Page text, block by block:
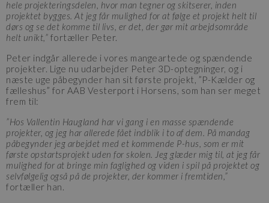
hele projekteringsdelen, hvor man tegner og skitserer, inden
projektet bygges. At jeg får mulighed for at følge et projekt helt til
dørs og se det komme til livs, er det, der gør mit arbejdsområde
helt unikt,” fortæller Peter.
Peter indgår allerede i vores mangeartede og spændende
projekter. Lige nu udarbejder Peter 3D-optegninger, og i
næste uge påbegynder han sit første projekt, ”P-Kælder og
fælleshus” for AAB Vesterport i Horsens, som han ser meget
frem til:
”Hos Vallentin Haugland har vi gang i en masse spændende
projekter, og jeg har allerede fået indblik i to af dem. På mandag
påbegynder jeg arbejdet med et kommende P-hus, som er mit
første opstartsprojekt uden for skolen. Jeg glæder mig til, at jeg får
mulighed for at bringe min faglighed og viden i spil på projektet og
selvfølgelig også på de projekter, der kommer i fremtiden,”
fortæller han.